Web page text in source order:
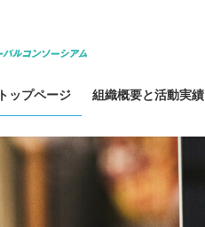
トップページ 組織概要と活動実績